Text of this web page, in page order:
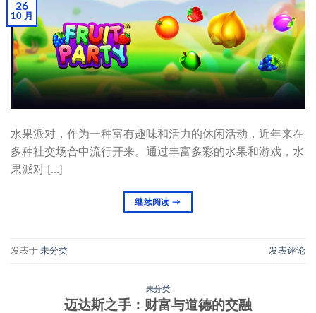
26
10 月
水果派对，作为一种富有趣味和活力的休闲活动，近年来在
多种社交场合中流行开来。通过丰富多彩的水果和游戏，水
果派对 […]
继续阅读→
发表于 未分类 发表评论
未分类
迈达斯之手：财富与道德的交融